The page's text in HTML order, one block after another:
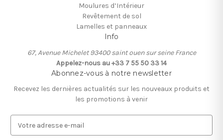
Moulures d’Intérieur
Revêtement de sol
Lamelles et panneaux
Info
67, Avenue Michelet 93400 saint ouen sur seine France
Appelez-nous au +33 7 55 50 33 14
Abonnez-vous à notre newsletter
Recevez les dernières actualités sur les nouveaux produits et
les promotions à venir